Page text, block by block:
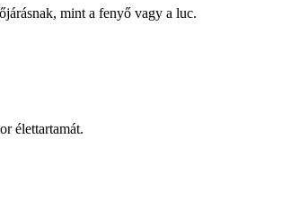
mint a fenyő vagy a luc.
élettartamát.